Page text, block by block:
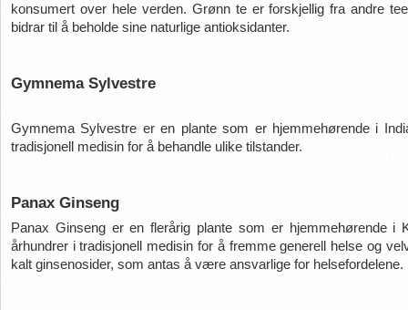
konsumert over hele verden. Grønn te er forskjellig fra andre
bidrar til å beholde sine naturlige antioksidanter.
Gymnema Sylvestre
Gymnema Sylvestre er en plante som er hjemmehørende i
tradisjonell medisin for å behandle ulike tilstander.
Panax Ginseng
Panax Ginseng er en flerårig plante som er hjemmehørende i
århundrer i tradisjonell medisin for å fremme generell helse og
kalt ginsenosider, som antas å være ansvarlige for helsefordelene.